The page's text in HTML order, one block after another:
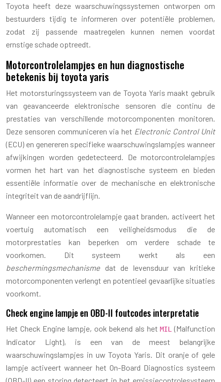
Toyota heeft deze waarschuwingssystemen ontworpen om
bestuurders tijdig te informeren over potentiële problemen,
zodat zij passende maatregelen kunnen nemen voordat
ernstige schade optreedt.
Motorcontrolelampjes en hun diagnostische
betekenis bij toyota yaris
Het motorsturingssysteem van de Toyota Yaris maakt gebruik
van geavanceerde elektronische sensoren die continu de
prestaties van verschillende motorcomponenten monitoren.
Deze sensoren communiceren via het Electronic Control Unit
(ECU) en genereren specifieke waarschuwingslampjes wanneer
afwijkingen worden gedetecteerd. De motorcontrolelampjes
vormen het hart van het diagnostische systeem en bieden
essentiële informatie over de mechanische en elektronische
integriteit van de aandrijflijn.
Wanneer een motorcontrolelampje gaat branden, activeert het
voertuig automatisch een veiligheidsmodus die de
motorprestaties kan beperken om verdere schade te
voorkomen. Dit systeem werkt als een
beschermingsmechanisme dat de levensduur van kritieke
motorcomponenten verlengt en potentieel gevaarlijke situaties
voorkomt.
Check engine lampje en OBD-II foutcodes interpretatie
Het Check Engine lampje, ook bekend als hetMIL
(Malfunction
Indicator Light), is een van de meest belangrijke
waarschuwingslampjes in uw Toyota Yaris. Dit oranje of gele
lampje activeert wanneer het On-Board Diagnostics systeem